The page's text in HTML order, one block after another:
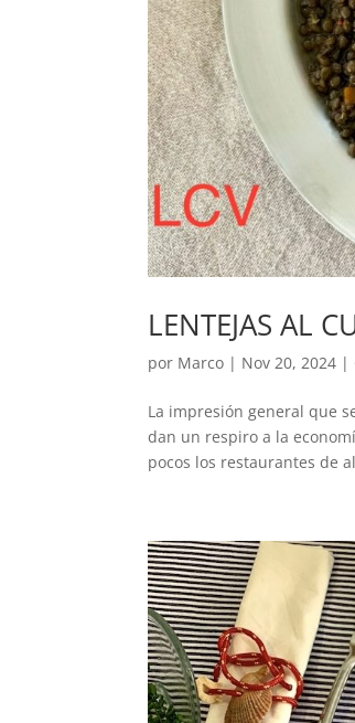
LENTEJAS AL
por Marco | Nov 20, 2024 |
La impresión general que
dan un respiro a la
pocos los restaurantes de